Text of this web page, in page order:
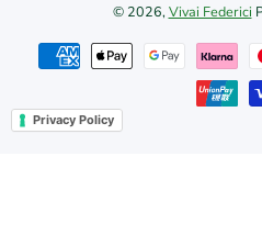
© 2026, Vivai Federici
Privacy Policy